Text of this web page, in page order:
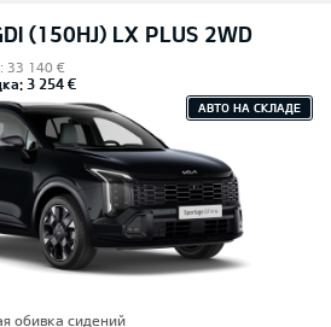
(150HJ) LX PLUS 2WD
33 140 €
3 254 €
АВТО НА СКЛАДЕ
обивка сидений